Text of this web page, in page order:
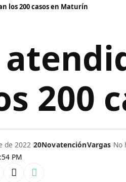
los 200 casos en Maturín
200
PM
de 2022 20NovatenciónVargas No